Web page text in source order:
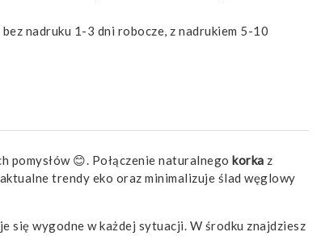
bez nadruku 1-3 dni robocze, z nadrukiem 5-10
pomysłów 😊. Połączenie naturalnego korka z
trendy eko oraz minimalizuje ślad węglowy
się wygodne w każdej sytuacji. W środku znajdziesz